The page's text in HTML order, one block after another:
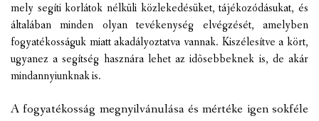
mely segíti korlátok nélküli közlekedésüket, tájékozódásukat, és
általában minden olyan tevékenység elvégzését, amelyben
fogyatékosságuk miatt akadályoztatva vannak. Kiszélesítve a kört,
ugyanez a segítség hasznára lehet az idõsebbeknek is, de akár
mindannyiunknak is.
A fogyatékosság megnyilvánulása és mértéke igen sokféle